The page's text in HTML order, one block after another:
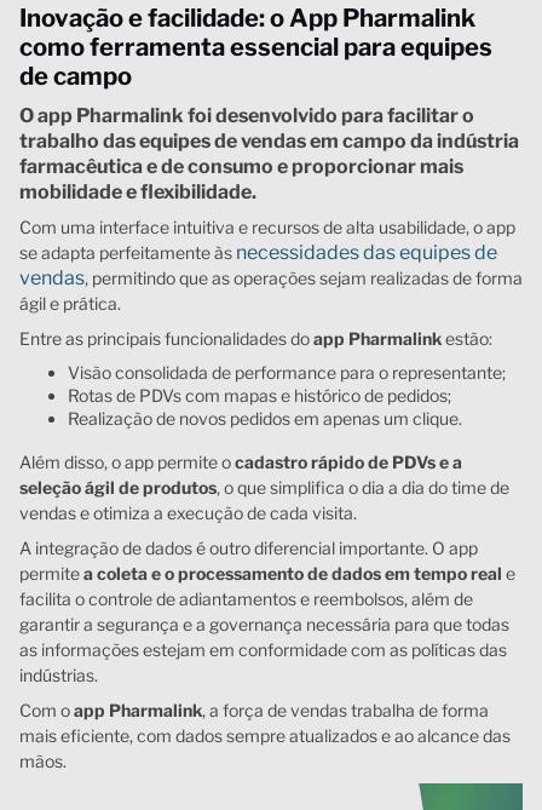
Inovação e facilidade: o App Pharmalink
como ferramenta essencial para equipes
de campo
O app Pharmalink foi desenvolvido para facilitar o
trabalho das equipes de vendas em campo da indústria
farmacêutica e de consumo e proporcionar mais
mobilidade e flexibilidade.
Com uma interface intuitiva e recursos de alta usabilidade, o app
se adapta perfeitamente às necessidades das equipes de
vendas, permitindo que as operações sejam realizadas de forma
ágil e prática.
Entre as principais funcionalidades doapp Pharmalinkestão:
Visão consolidada de performance para o representante;
Rotas de PDVs com mapas e histórico de pedidos;
Realização de novos pedidos em apenas um clique.
Além disso, o app permite ocadastro rápido de PDVs e a
seleção ágil de produtos, o que simplifica o dia a dia do time de
vendas e otimiza a execução de cada visita.
A integração de dados é outro diferencial importante. O app
permitea coleta e o processamento de dados em tempo real e
facilita o controle de adiantamentos e reembolsos, além de
garantir a segurança e a governança necessária para que todas
as informações estejam em conformidade com as políticas das
indústrias.
Com oapp Pharmalink, a força de vendas trabalha de forma
mais eficiente, com dados sempre atualizados e ao alcance das
mãos.